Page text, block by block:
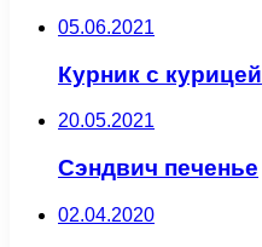
05.06.2021
Курник с курицей
20.05.2021
Сэндвич печенье
02.04.2020